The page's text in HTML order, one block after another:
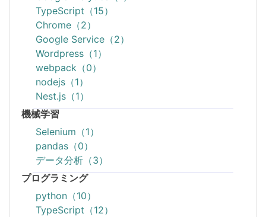
TypeScript（15）
Chrome（2）
Google Service（2）
Wordpress（1）
webpack（0）
nodejs（1）
Nest.js（1）
機械学習
Selenium（1）
pandas（0）
データ分析（3）
プログラミング
python（10）
TypeScript（12）